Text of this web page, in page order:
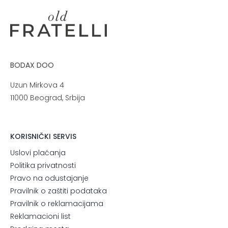
BODAX DOO
Uzun Mirkova 4
11000 Beograd, Srbija
KORISNIČKI SERVIS
Uslovi plaćanja
Politika privatnosti
Pravo na odustajanje
Pravilnik o zaštiti podataka
Pravilnik o reklamacijama
Reklamacioni list